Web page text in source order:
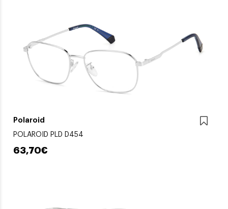
Polaroid
POLAROID PLD D454
63,70€